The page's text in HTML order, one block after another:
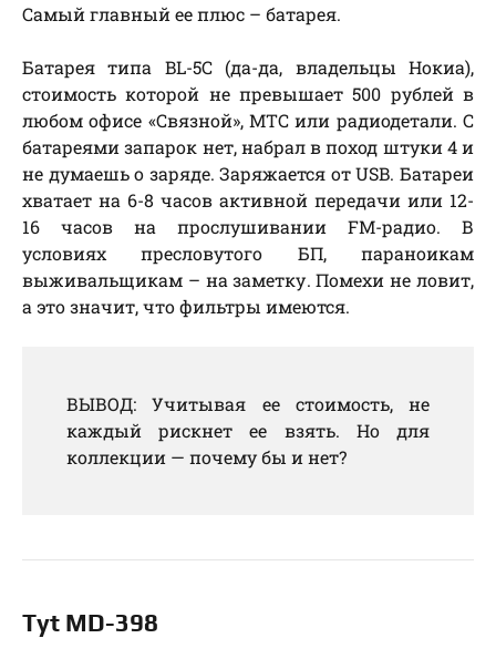
Самый главный ее плюс – батарея.
Батарея типа BL-5C (да-да, владельцы Нокиа),
стоимость которой не превышает 500 рублей в
любом офисе «Связной», МТС или радиодетали. С
батареями запарок нет, набрал в поход штуки 4 и
не думаешь о заряде. Заряжается от USB. Батареи
хватает на 6-8 часов активной передачи или 12-
16 часов на прослушивании FM-радио. В
условиях пресловутого БП, параноикам
выживальщикам – на заметку. Помехи не ловит,
а это значит, что фильтры имеются.
ВЫВОД: Учитывая ее стоимость, не
каждый рискнет ее взять. Но для
коллекции — почему бы и нет?
Tyt MD-398